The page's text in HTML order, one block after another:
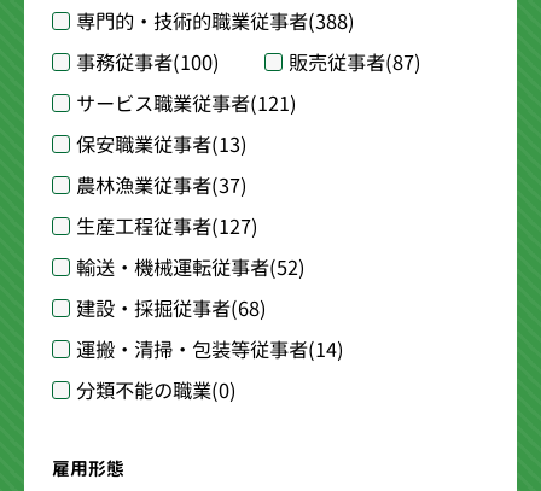
専門的・技術的職業従事者(388)
事務従事者(100) 販売従事者(87)
サービス職業従事者(121)
保安職業従事者(13)
農林漁業従事者(37)
生産工程従事者(127)
輸送・機械運転従事者(52)
建設・採掘従事者(68)
運搬・清掃・包装等従事者(14)
分類不能の職業(0)
雇用形態